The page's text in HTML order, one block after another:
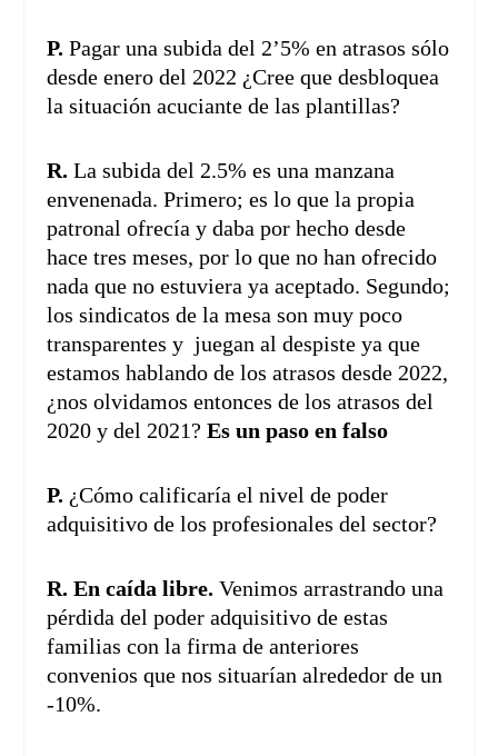
P.Pagar una subida del 2’5% en atrasos sólo
desde enero del 2022 ¿Cree que desbloquea
la situación acuciante de las plantillas?
R.La subida del 2.5% es una manzana
envenenada. Primero; es lo que la propia
patronal ofrecía y daba por hecho desde
hace tres meses, por lo que no han ofrecido
nada que no estuviera ya aceptado. Segundo;
los sindicatos de la mesa son muy poco
transparentes y juegan al despiste ya que
estamos hablando de los atrasos desde 2022,
¿nos olvidamos entonces de los atrasos del
2020 y del 2021?Es un paso en falso
P. ¿Cómo calificaría el nivel de poder
adquisitivo de los profesionales del sector?
R. En caída libre.Venimos arrastrando una
pérdida del poder adquisitivo de estas
familias con la firma de anteriores
convenios que nos situarían alrededor de un
-10%.